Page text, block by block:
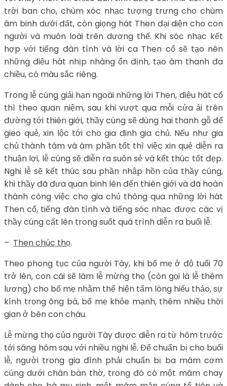
trời ban cho, chùm xóc nhạc tượng trưng cho chùm
âm binh dưới đất, còn giọng hát Then đại diện cho con
người và muôn loài trên dương thế. Khi sóc nhạc kết
hợp với tiếng đàn tính và lời ca Then cổ sẽ tạo nên
những điệu hát nhịp nhàng ổn định, tạo âm thanh đa
chiều, có màu sắc riêng.
Trong lễ cúng giải hạn ngoài những lời Then, điệu hát cổ
thì theo quan niệm, sau khi vượt qua mỗi cửa ải trên
đường tới thiên giới, thầy cúng sẽ dùng hai thanh gỗ để
gieo quẻ, xin lộc tới cho gia đinh gia chủ. Nếu như gia
chủ thành tâm và âm phần tốt thì việc xin quẻ diễn ra
thuận lợi, lễ cúng sẽ điễn ra suôn sẻ và kết thúc tốt đẹp.
Nghi lễ sẽ kết thúc sau phần nhập hồn của thầy cúng,
khi thầy đã đưa quan binh lên đến thiên giới và đã hoàn
thành công việc cho gia chủ thông qua những lời hát
Then cổ, tiếng đàn tính và tiếng sóc nhạc được các vị
thầy cúng cất lên trong suốt quá trình diễn ra buổi lễ.
– Then chúc thọ.
Theo phong tục của người Tày, khi bố mẹ ở độ tuổi 70
trở lên, con cái sẽ làm lễ mừng thọ (còn gọi là lễ thêm
lương) cho bố mẹ nhằm thể hiện tấm lòng hiếu thảo, sự
kính trọng ông bà, bố mẹ khỏe mạnh, thêm nhiều thời
gian ở bên con cháu.
Lễ mừng thọ của người Tày được diễn ra từ hôm trước
tới sáng hôm sau với nhiều nghi lễ. Để chuẩn bị cho buổi
lễ, người trong gia đình phải chuẩn bị ba mâm cơm
cúng dưới chân bàn thờ, trong đó có một mâm chay